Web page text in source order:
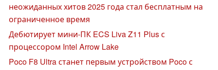
неожиданных хитов 2025 года стал бесплатным на
ограниченное время
Дебютирует мини-ПК ECS Liva Z11 Plus с
процессором Intel Arrow Lake
Poco F8 Ultra станет первым устройством Poco с